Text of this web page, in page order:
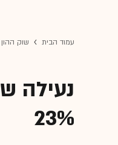
עמוד הבית שוק
23%